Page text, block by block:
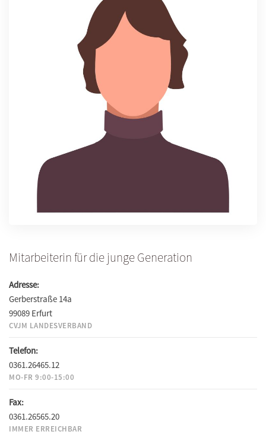
Mitarbeiterin für die junge Generation
Adresse:
Gerberstraße 14a
99089 Erfurt
CVJM LANDESVERBAND
Telefon:
0361.26465.12
MO-FR 9:00-15:00
Fax:
0361.26565.20
IMMER ERREICHBAR